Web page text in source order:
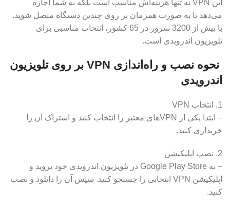
این VPN نه تنها هزینه‌اش مناسب است بلکه به شما اجازه
می‌دهد تا به صورت همزمان بر روی چندین دستگاه متصل شوید.
با بیش از 3200 سرور در 65 کشور، انتخاب مناسبی برای
تلویزیون اندرویدی است.
نحوه نصب و راه‌اندازی VPN بر روی تلویزیون
اندرویدی
1. انتخاب VPN
– ابتدا یکی از VPNهای معتبر را انتخاب کنید و اشتراک آن را
خریداری کنید.
2. نصب اپلیکیشن
– به Google Play Store در تلویزیون اندرویدی خود بروید و
اپلیکیشن VPN انتخابی را جستجو کنید. سپس آن را دانلود و نصب
کنید.